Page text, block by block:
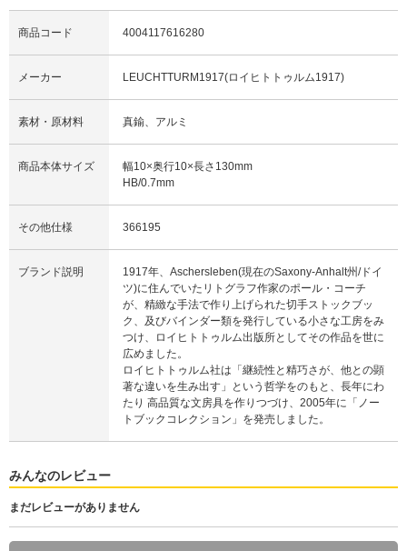
商品コード 4004117616280
メーカー LEUCHTTURM1917(ロイヒトトゥルム1917)
素材・原材料 真鍮、アルミ
商品本体サイズ
幅10×奥行10×長さ130mm
HB/0.7mm
その他仕様 366195
ブランド説明
1917年、Aschersleben(現在のSaxony-Anhalt州/ドイ
ツ)に住んでいたリトグラフ作家のポール・コーチ
が、精緻な手法で作り上げられた切手ストックブッ
ク、及びバインダー類を発行している小さな工房をみ
つけ、ロイヒトトゥルム出版所としてその作品を世に
広めました。
ロイヒトトゥルム社は「継続性と精巧さが、他との顕
著な違いを生み出す」という哲学をのもと、長年にわ
たり 高品質な文房具を作りつづけ、2005年に「ノー
トブックコレクション」を発売しました。
みんなのレビュー
まだレビューがありません